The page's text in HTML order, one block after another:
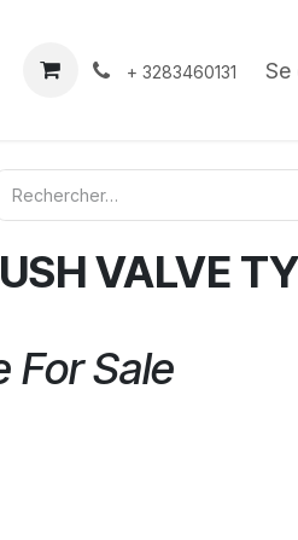
À propos Contact
+ 3283460131 Se
VALVE
For Sale